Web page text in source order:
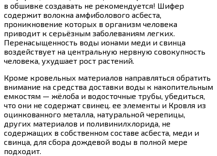
в обшивке создавать не рекомендуется! Шифер
содержит волокна амфиболового асбеста,
проникновение которых в организм человека
приводит к серьёзным заболеваниям легких.
Перенасыщенность воды ионами меди и свинца
воздействует на центральную нервную совокупность
человека, ухудшает рост растений.
Кроме кровельных материалов направляться обратить
внимание на средства доставки воды к накопительным
емкостям — жёлоба и водосточные трубы, убедиться,
что они не содержат свинец. ее элементы и Кровля из
оцинкованного металла, натуральной черепицы,
других материалов и поливинилхлорида, не
содержащих в собственном составе асбеста, меди и
свинца, для сбора дождевой воды в полной мере
подходит.